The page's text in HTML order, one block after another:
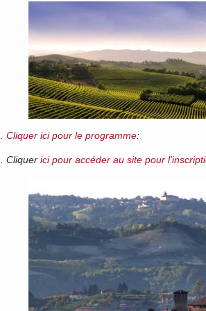
. Cliquer ici pour le programme:
. Cliquer ici pour accéder au site pour